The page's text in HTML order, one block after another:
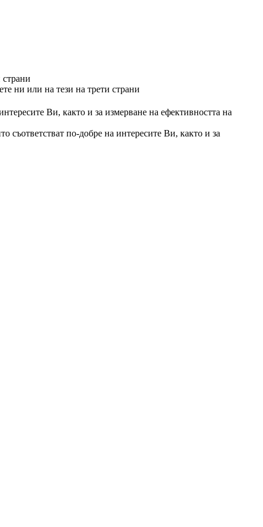
страни
ни или на тези на трети страни
Ви, както и за измерване на ефективността на
съответстват по-добре на интересите Ви, както и за